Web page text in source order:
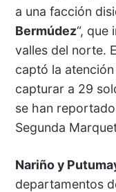
a una facción
Bermúdez“, que
valles del norte.
captó la
capturar a 29
se han
Segunda
Nariño y
departamentos